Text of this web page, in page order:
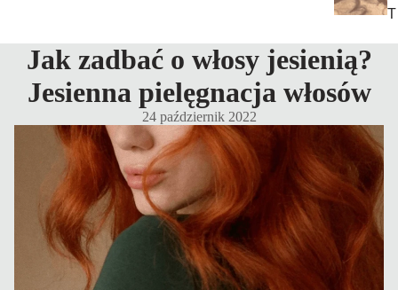
T
Jak zadbać o włosy jesienią?
Jesienna pielęgnacja włosów
24 październik 2022